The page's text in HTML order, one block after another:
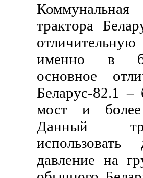
трактора
именно в
основное
Беларус-82.1 –
мост и
Данный
давление на